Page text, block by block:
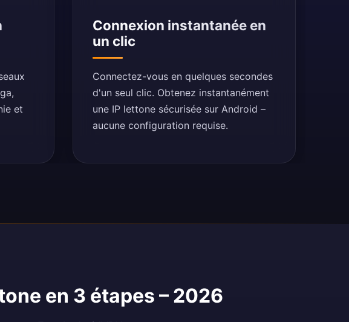
et
Connexion instantanée en
un clic
Connectez-vous en quelques secondes
d'un seul clic. Obtenez instantanément
une IP lettone sécurisée sur Android –
aucune configuration requise.
en 3 étapes – 2026